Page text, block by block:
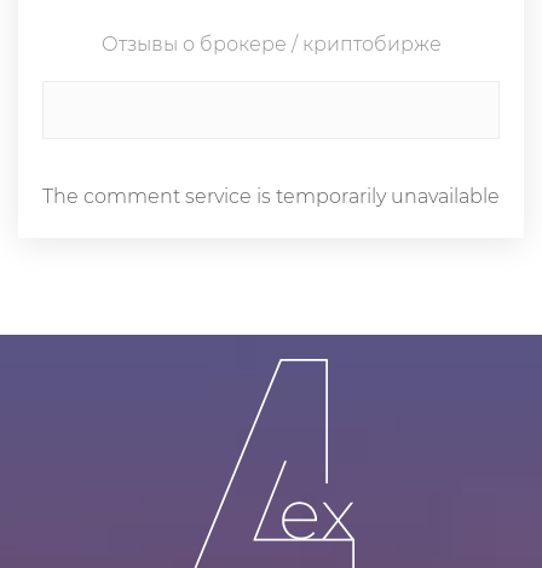
Отзывы о брокере / криптобирже
The comment service is temporarily unavailable